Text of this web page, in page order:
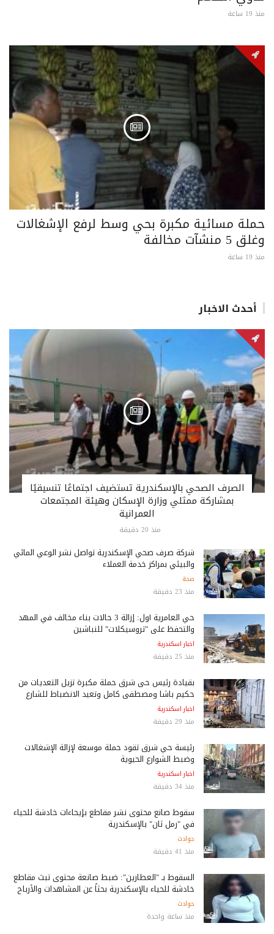
منذ 19 ساعة
حملة مسائية مكبرة بحي وسط لرفع الإشغالات
وغلق 5 منشآت مخالفة
منذ 19 ساعة
أحدث الاخبار
الصرف الصحي بالإسكندرية تستضيف اجتماعًا تنسيقيًا
بمشاركة ممثلي وزارة الإسكان وهيئة المجتمعات
العمرانية
منذ 20 دقيقة
شركة صرف صحي الإسكندرية تواصل نشر الوعي المائي
والبيئي بمراكز خدمة العملاء
صحة
منذ 23 دقيقة
حي العامرية أول: إزالة 3 حالات بناء مخالف في المهد
والتحفظ على "تروسيكلات" للنباشين
اخبار اسكندرية
منذ 25 دقيقة
بقيادة رئيس حى شرق حملة مكبرة تزيل التعديات من
حكيم باشا ومصطفى كامل وتعيد الانضباط للشارع
اخبار اسكندرية
منذ 29 دقيقة
رئيسة حي شرق تقود حملة موسعة لإزالة الإشغالات
وضبط الشوارع الحيوية
اخبار اسكندرية
منذ 34 دقيقة
سقوط صانع محتوى نشر مقاطع بإيحاءات خادشة للحياء
في "رمل ثان" بالإسكندرية
حوادث
منذ 41 دقيقة
السقوط بـ "العطارين": ضبط صانعة محتوى تبث مقاطع
خادشة للحياء بالإسكندرية بحثاً عن المشاهدات والأرباح
حوادث
منذ ساعة واحدة